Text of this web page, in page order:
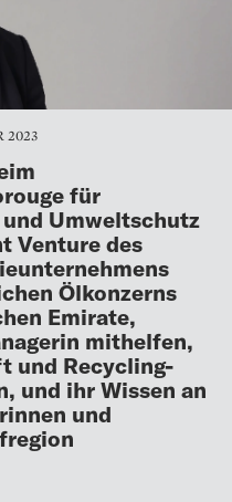
2023
für
Umweltschutz
Venture des
Ölkonzerns
Emirate,
mithelfen,
und Recycling-
und ihr Wissen an
und